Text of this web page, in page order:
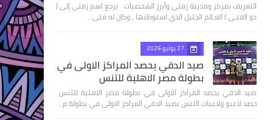
التعريف بمركز ومدينة زفتي وأبرز الشخصيات يرجع اسم زفتى إلى (
ذو الفتـى ) العـالم الجليل الذي استوطنها ، وكان له فتى…
27 يوليو 2026
صيد الدقي يحصد المراكز الاولى في
بطولة مصر الاهلية للتنس
صيد الدقي يحصد المراكز الاولى في بطولة مصر الاهلية للتنس
حصد لاعبو ولاعبات التنس بصيد الدقي المراكز الاولى في بطولة م…